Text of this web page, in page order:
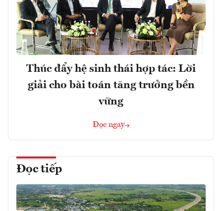
Thúc đẩy hệ sinh thái hợp tác: Lời
giải cho bài toán tăng trưởng bền
vững
Đọc ngay
Đọc tiếp